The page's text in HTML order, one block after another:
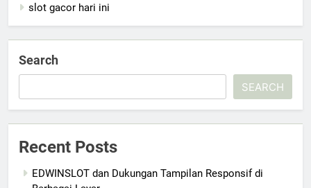
slot gacor hari ini
Search
SEARCH
Recent Posts
EDWINSLOT dan Dukungan Tampilan Responsif di